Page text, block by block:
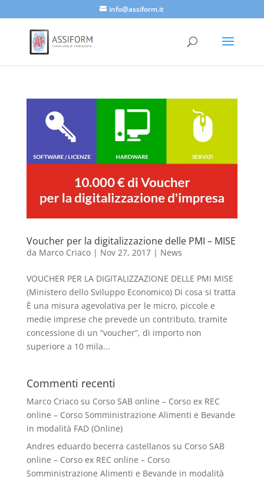
info@assiform.it
Voucher per la digitalizzazione delle PMI – MISE
da Marco Criaco| Nov 27, 2017| News
VOUCHER PER LA DIGITALIZZAZIONE DELLE PMI MISE
(Ministero dello Sviluppo Economico) Di cosa si tratta
È una misura agevolativa per le micro, piccole e
medie imprese che prevede un contributo, tramite
concessione di un “voucher”, di importo non
superiore a 10 mila...
Commenti recenti
Marco Criacosu Corso SAB online – Corso ex REC
online – Corso Somministrazione Alimenti e Bevande
in modalità FAD (Online)
Andres eduardo becerra castellanos su Corso SAB
online – Corso ex REC online – Corso
Somministrazione Alimenti e Bevande in modalità